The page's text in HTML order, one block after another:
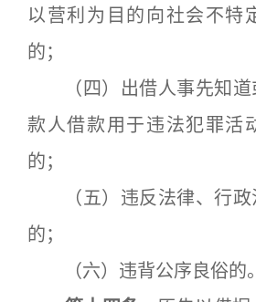
以营利为目的向社会不特
的；
（四）出借人事先知道
款人借款用于违法犯罪活
的；
（五）违反法律、行政
的；
（六）违背公序良俗的。